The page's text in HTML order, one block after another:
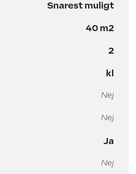
Snarest muligt
40 m2
2
kl
Nej
Nej
Ja
Nej